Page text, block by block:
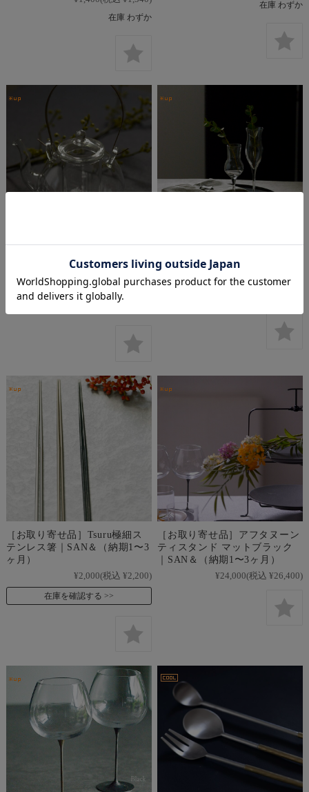
在庫 わずか
在庫 わずか
［お取り寄せ品］耐熱ガラステ
｜SAN＆（納期1〜3ヶ月）
¥6,800(税込 ¥7,480)
在庫を確認する
［お取り寄せ品］Grappa グラ
¥1,300
［お取り寄せ品］Tsuru極細ス
テンレス箸｜SAN＆（納期1〜3
ヶ月）
¥2,000(税込 ¥2,200)
在庫を確認する
［お取り寄せ品］アフタヌーン
ティスタンド マットブラック
｜SAN＆（納期1〜3ヶ月）
¥24,000(税込 ¥26,400)